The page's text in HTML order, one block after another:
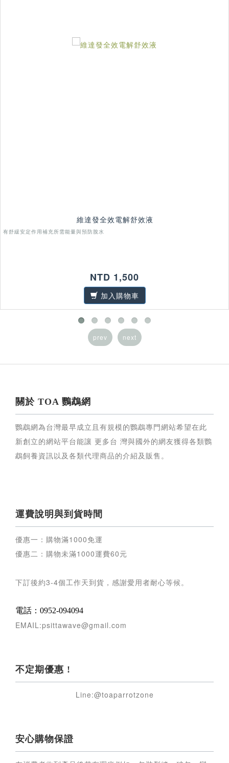
維達發全效電解舒效液
有舒緩安定作用補充所需能量與預防脫水
NTD 1,500
加入購物車
prev next
關於 TOA 鸚鵡網
鸚鵡網為台灣最早成立且有規模的鸚鵡專門網站希望在此
新創立的網站平台能讓 更多台 灣與國外的網友獲得各類鸚
鵡飼養資訊以及各類代理商品的介紹及販售。
運費說明與到貨時間
優惠一：購物滿1000免運
優惠二：購物未滿1000運費60元
下訂後約3-4個工作天到貨，感謝愛用者耐心等候。
電話：0952-094094
EMAIL:psittawave@gmail.com
不定期優惠 !
Line:@toaparrotzone
安心購物保證